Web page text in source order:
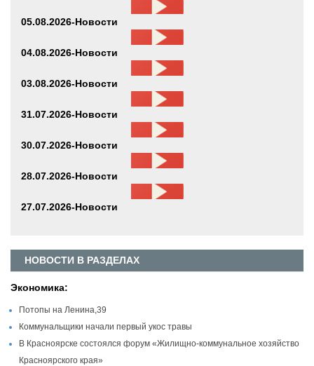
05.08.2026-Новости
04.08.2026-Новости
03.08.2026-Новости
31.07.2026-Новости
30.07.2026-Новости
28.07.2026-Новости
27.07.2026-Новости
НОВОСТИ В РАЗДЕЛАХ
Экономика:
Потопы на Ленина,39
Коммунальщики начали первый укос травы
В Красноярске состоялся форум «Жилищно-коммунальное хозяйство
Красноярского края»